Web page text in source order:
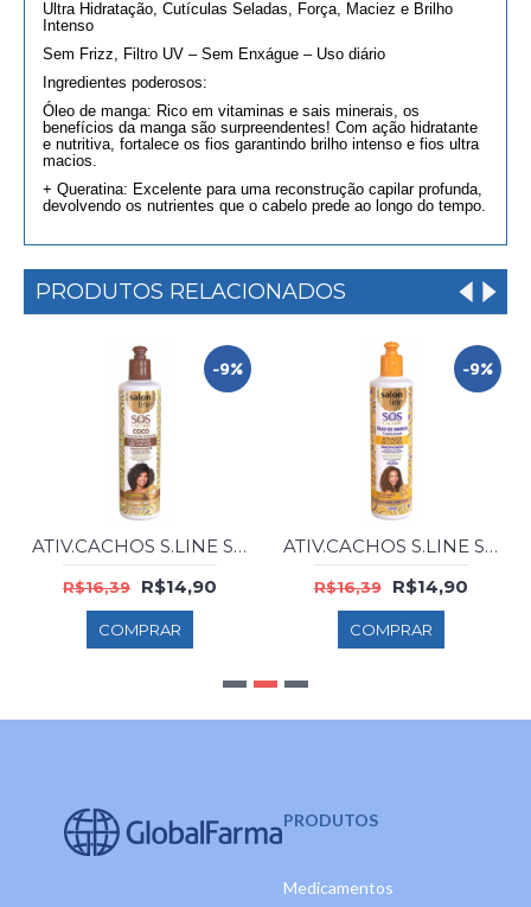
Ultra Hidratação, Cutículas Seladas, Força, Maciez e Brilho
Intenso
Sem Frizz, Filtro UV – Sem Enxágue – Uso diário
Ingredientes poderosos:
Óleo de manga: Rico em vitaminas e sais minerais, os
benefícios da manga são surpreendentes! Com ação hidratante
e nutritiva, fortalece os fios garantindo brilho intenso e fios ultra
macios.
+ Queratina: Excelente para uma reconstrução capilar profunda,
devolvendo os nutrientes que o cabelo prede ao longo do tempo.
PRODUTOS RELACIONADOS
-9%
ATIV.CACHOS S.LINE SOS COCO 300ML
R$16,39 R$14,90
COMPRAR
-9%
ATIV.CACHOS S.LINE SOS OL.MANGA 300ML
R$16,39 R$14,90
COMPRAR
PRODUTOS
Medicamentos